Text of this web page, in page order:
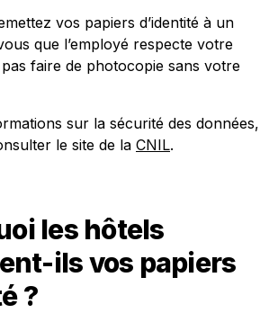
vos papiers d’identité à un
que l’employé respecte votre
faire de photocopie sans votre
sur la sécurité des données,
le site de la CNIL.
les hôtels
ils vos papiers
?